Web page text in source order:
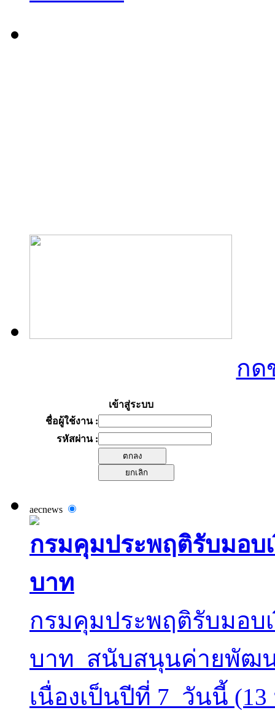
กด
เข้าสู่ระบบ
ชื่อผู้ใช้งาน :
รหัสผ่าน :
aecnews
กรมคุมประพฤติรับมอบ
บาท
กรมคุมประพฤติรับมอบ
บาท สนับสนุนค่ายพัฒน
เนื่องเป็นปีที่ 7 วันนี้